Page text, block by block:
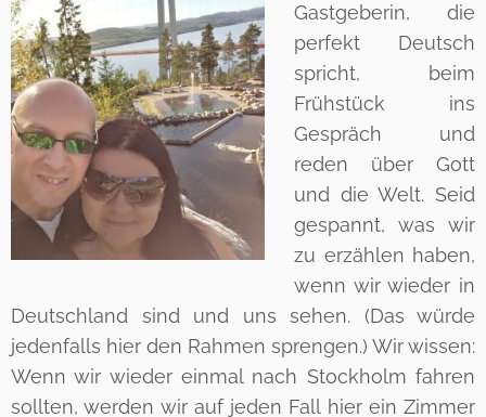
Gastgeberin, die
perfekt Deutsch
spricht, beim
Frühstück ins
Gespräch und
reden über Gott
und die Welt. Seid
gespannt, was wir
zu erzählen haben,
wenn wir wieder in
Deutschland sind und uns sehen. (Das würde
jedenfalls hier den Rahmen sprengen.) Wir wissen:
Wenn wir wieder einmal nach Stockholm fahren
sollten, werden wir auf jeden Fall hier ein Zimmer